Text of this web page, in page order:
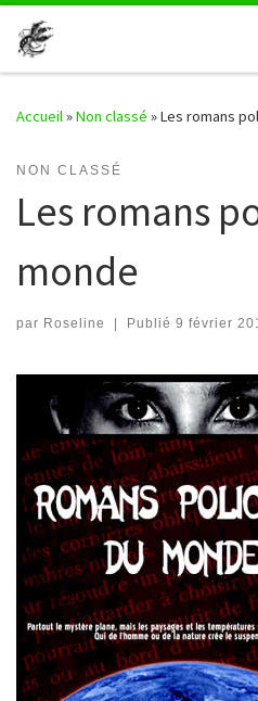
Passer au contenu
Accueil»Non classé »Les romans
NON CLASSÉ
Les romans
monde
par Roseline | Publié 9 février